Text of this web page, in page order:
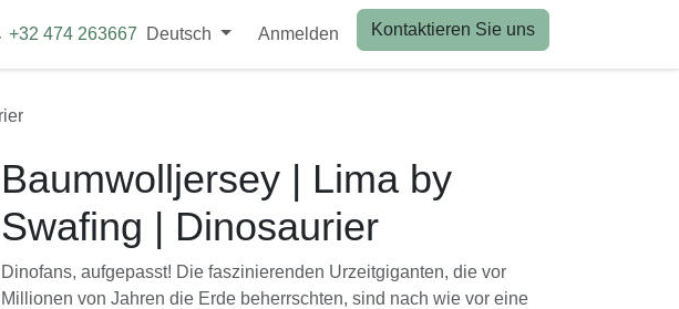
+32 474 263667 Deutsch Anmelden Kontaktieren Sie uns
Baumwolljersey | Lima by Swafing |
Dinosaurier
Dinofans, aufgepasst! Die faszinierenden Urzeitgiganten, die vor Millionen von
Jahren die Erde beherrschten, sind nach wie vor eine Quelle der Begeisterung –